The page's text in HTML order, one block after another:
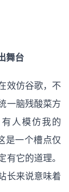
舞台
效仿谷歌，不
一脑残酸菜方
人模仿我的
是一个槽点仅
它的道理。
长来说意味着